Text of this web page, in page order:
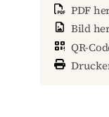
PDF
Bild
QR-